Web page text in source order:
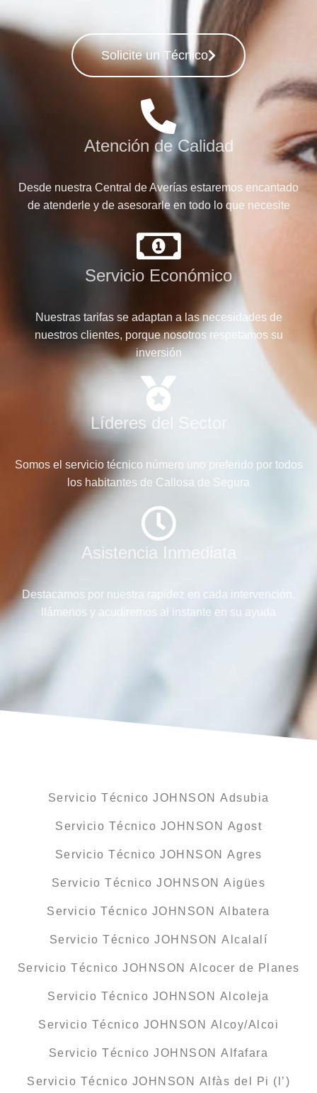
Solicite un Técnico
Atención de Calidad
Desde nuestra Central de Averías estaremos encantado
de atenderle y de asesorarle en todo lo que necesite
Servicio Económico
Nuestras tarifas se adaptan a las necesidades de
nuestros clientes, porque nosotros respetamos su
inversión
Líderes del Sector
Somos el servicio técnico número uno preferido por todos
los habitantes de Callosa de Segura
Asistencia Inmediata
Destacamos por nuestra rapidez en cada intervención,
llámenos y acudiremos al instante en su ayuda
Servicio Técnico JOHNSON Adsubia
Servicio Técnico JOHNSON Agost
Servicio Técnico JOHNSON Agres
Servicio Técnico JOHNSON Aigües
Servicio Técnico JOHNSON Albatera
Servicio Técnico JOHNSON Alcalalí
Servicio Técnico JOHNSON Alcocer de Planes
Servicio Técnico JOHNSON Alcoleja
Servicio Técnico JOHNSON Alcoy/Alcoi
Servicio Técnico JOHNSON Alfafara
Servicio Técnico JOHNSON Alfàs del Pi (l’)